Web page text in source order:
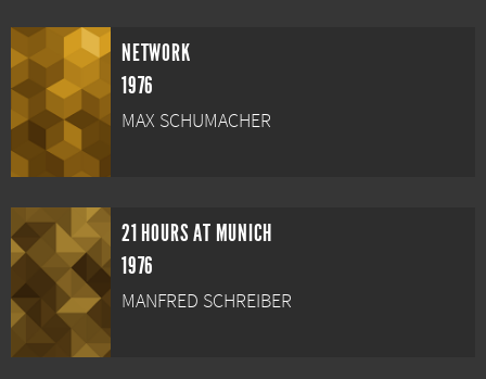
NETWORK
1976
MAX SCHUMACHER
21 HOURS AT MUNICH
1976
MANFRED SCHREIBER